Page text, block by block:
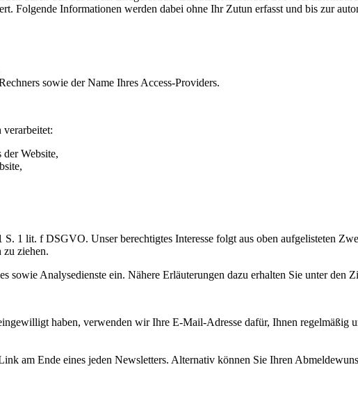
Folgende Informationen werden dabei ohne Ihr Zutun erfasst und bis zur
sowie der Name Ihres Access-Providers.
Website,
1 lit. f DSGVO. Unser berechtigtes Interesse folgt aus oben aufgelisteten
zu ziehen.
sowie Analysedienste ein. Nähere Erläuterungen dazu erhalten Sie unter den
haben, verwenden wir Ihre E-Mail-Adresse dafür, Ihnen regelmäßig
am Ende eines jeden Newsletters. Alternativ können Sie Ihren